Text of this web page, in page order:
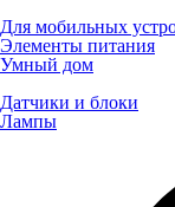
Для мобильных
Элементы питания
Умный дом
Датчики и блоки
Лампы